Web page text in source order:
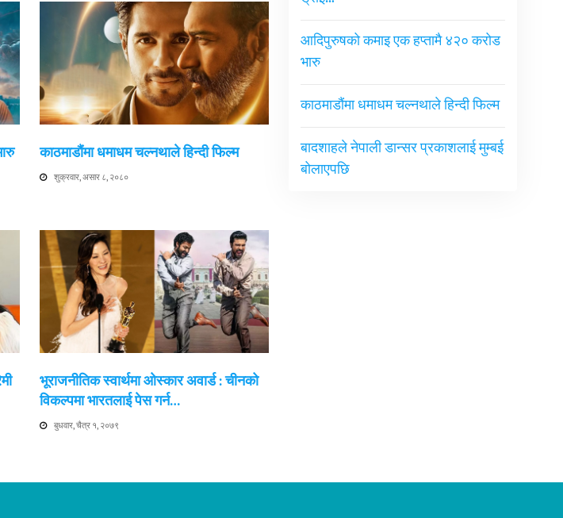
काठमाडौंमा धमाधम चल्नथाले हिन्दी फिल्म
शुक्रवार, असार ८, २०८०
भूराजनीतिक स्वार्थमा ओस्कार अवार्ड : चीनको
विकल्पमा भारतलाई पेस गर्न…
बुधवार, चैत्र १, २०७९
आदिपुरुषको कमाइ एक हप्तामै ४२० करोड
भारु
काठमाडौंमा धमाधम चल्नथाले हिन्दी फिल्म
बादशाहले नेपाली डान्सर प्रकाशलाई मुम्बई
बोलाएपछि